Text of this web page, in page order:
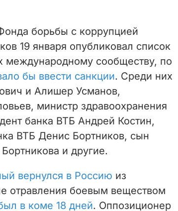
борьбы с коррупцией
19 января опубликовал список
международному сообществу, по
бы ввести санкции. Среди них
и Алишер Усманов,
министр здравоохранения
банка ВТБ Андрей Костин,
ВТБ Денис Бортников, сын
и другие.
вернулся в Россию из
отравления боевым веществом
в коме 18 дней. Оппозиционер